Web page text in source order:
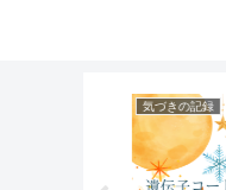
気づきの記録